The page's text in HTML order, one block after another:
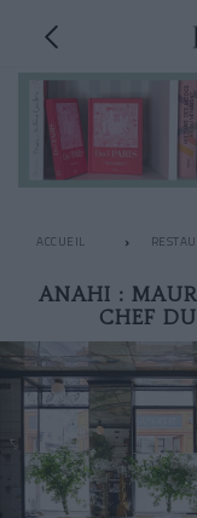
ACCUEIL
ANAHI :
CHEF